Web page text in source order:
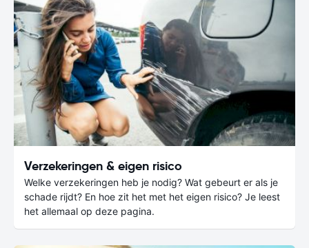
Verzekeringen & eigen risico
Welke verzekeringen heb je nodig? Wat gebeurt er als je
schade rijdt? En hoe zit het met het eigen risico? Je leest
het allemaal op deze pagina.